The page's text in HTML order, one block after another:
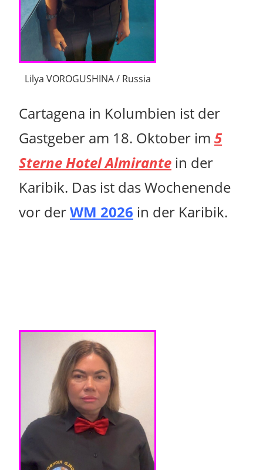
Lilya VOROGUSHINA / Russia
Cartagena in Kolumbien ist der
Gastgeber am 18. Oktober im 5
Sterne Hotel Almirante in der
Karibik. Das ist das Wochenende
vor derWM 2026 in der Karibik.